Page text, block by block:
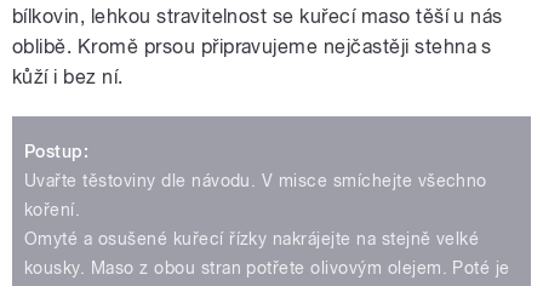
bílkovin, lehkou stravitelnost se kuřecí maso těší u nás
oblibě. Kromě prsou připravujeme nejčastěji stehna s
kůží i bez ní.
Postup:
Uvařte těstoviny dle návodu. V misce smíchejte všechno
koření.
Omyté a osušené kuřecí řízky nakrájejte na stejně velké
kousky. Maso z obou stran potřete olivovým olejem. Poté je